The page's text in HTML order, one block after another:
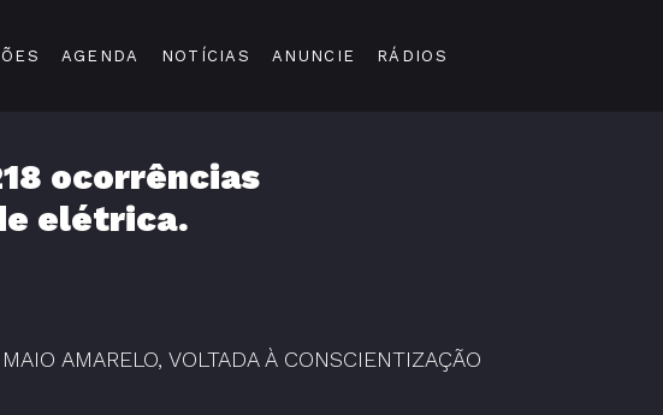
AGENDA NOTÍCIAS ANUNCIE RÁDIOS
ocorrências
elétrica.
AMARELO, VOLTADA À CONSCIENTIZAÇÃO